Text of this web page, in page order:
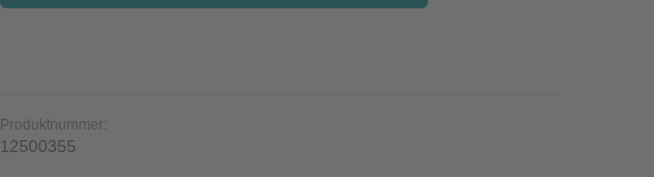
Produktnummer:
12500355